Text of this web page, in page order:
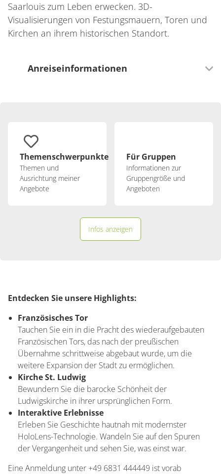
Saarlouis zum Leben erwecken. 3D-
Visualisierungen von Festungsmauern, Toren und
Kirchen an ihrem historischen Standort.
Anreiseinformationen
Themenschwerpunkte
Themen und
Ausrichtung meiner
Angebote
Für Gruppen
Informationen zur
Gruppengröße und
Angeboten
Infos anzeigen
Entdecken Sie unsere Highlights:
Französisches Tor
Tauchen Sie ein in die Pracht des wiederaufgebauten
Französischen Tors, das nach der preußischen
Übernahme schrittweise abgebaut wurde, um die
weitere Expansion der Stadt zu ermöglichen.
Kirche St. Ludwig
Bewundern Sie die barocke Schönheit der
Ludwigskirche in ihrer ursprünglichen Form.
Interaktive Erlebnisse
Erleben Sie Geschichte hautnah mit modernster
HoloLens-Technologie. Wandeln Sie auf den Spuren
der Vergangenheit und sehen Sie, was einst war.
Eine Anmeldung unter +49 6831 444449 ist vorab